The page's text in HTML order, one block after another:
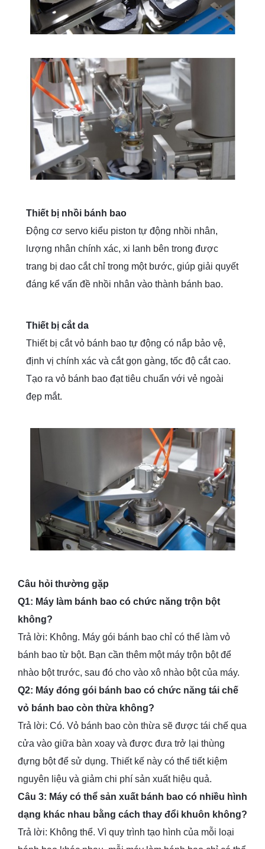
Thiết bị nhồi bánh bao
Động cơ servo kiểu piston tự động nhồi nhân,
lượng nhân chính xác, xi lanh bên trong được
trang bị dao cắt chỉ trong một bước, giúp giải quyết
đáng kể vấn đề nhồi nhân vào thành bánh bao.
Thiết bị cắt da
Thiết bị cắt vỏ bánh bao tự động có nắp bảo vệ,
định vị chính xác và cắt gọn gàng, tốc độ cắt cao.
Tạo ra vỏ bánh bao đạt tiêu chuẩn với vẻ ngoài
đẹp mắt.
Câu hỏi thường gặp
Q1: Máy làm bánh bao có chức năng trộn bột
không?
Trả lời: Không. Máy gói bánh bao chỉ có thể làm vỏ
bánh bao từ bột. Bạn cần thêm một máy trộn bột để
nhào bột trước, sau đó cho vào xô nhào bột của máy.
Q2: Máy đóng gói bánh bao có chức năng tái chế
vỏ bánh bao còn thừa không?
Trả lời: Có. Vỏ bánh bao còn thừa sẽ được tái chế qua
cửa vào giữa bàn xoay và được đưa trở lại thùng
đựng bột để sử dụng. Thiết kế này có thể tiết kiệm
nguyên liệu và giảm chi phí sản xuất hiệu quả.
Câu 3: Máy có thể sản xuất bánh bao có nhiều hình
dạng khác nhau bằng cách thay đổi khuôn không?
Trả lời: Không thể. Vì quy trình tạo hình của mỗi loại